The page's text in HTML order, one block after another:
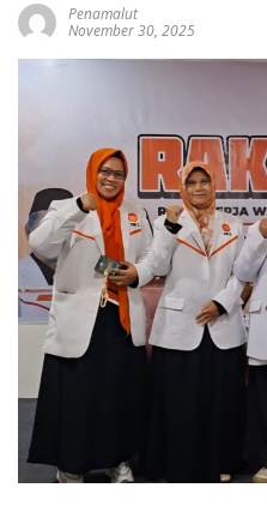
Penamalut
November 30, 2025